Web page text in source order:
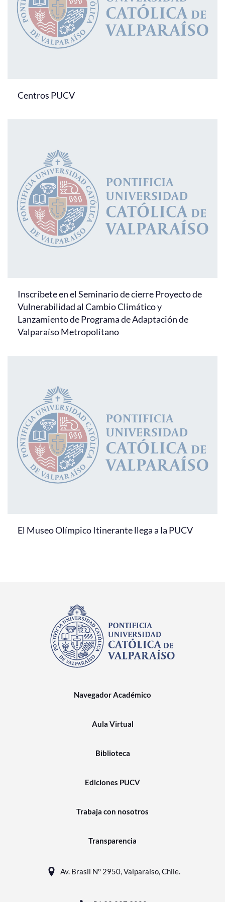
Centros PUCV
Inscríbete en el Seminario de cierre Proyecto de
Vulnerabilidad al Cambio Climático y
Lanzamiento de Programa de Adaptación de
Valparaíso Metropolitano
El Museo Olímpico Itinerante llega a la PUCV
Navegador Académico
Aula Virtual
Biblioteca
Ediciones PUCV
Trabaja con nosotros
Transparencia
Av. Brasil N° 2950, Valparaíso, Chile.